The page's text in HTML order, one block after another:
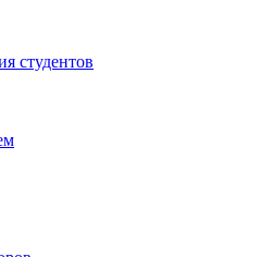
студентов